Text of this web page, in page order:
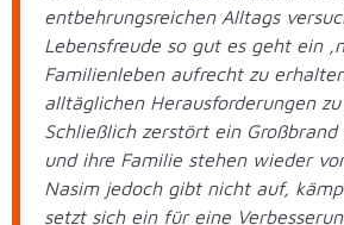
entbehrungsreichen Alltags
Lebensfreude so gut es geht ein
Familienleben aufrecht zu
alltäglichen Herausforderungen
Schließlich zerstört ein Großbrand
und ihre Familie stehen wieder
Nasim jedoch gibt nicht auf,
setzt sich ein für eine